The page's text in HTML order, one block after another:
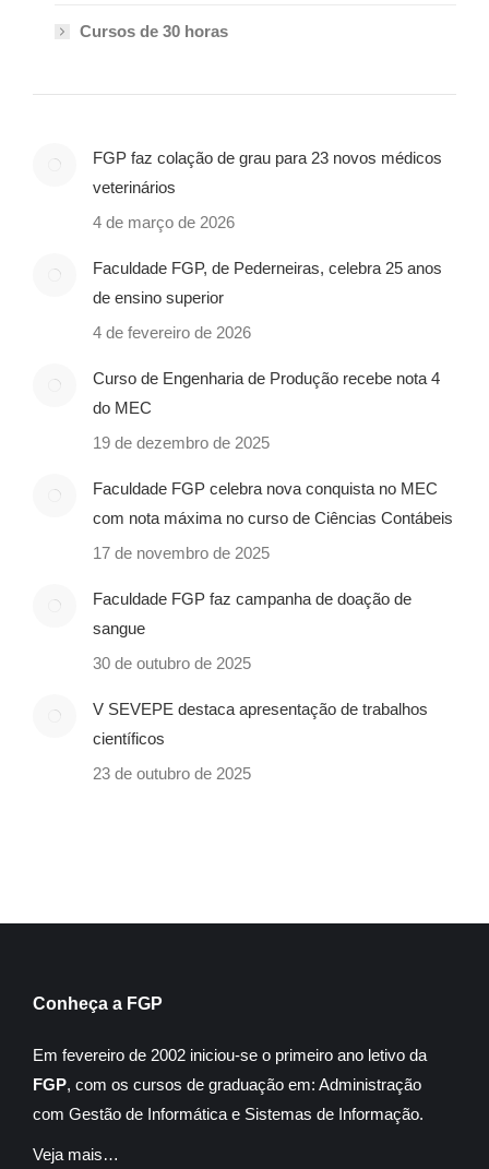
Cursos de 30 horas
FGP faz colação de grau para 23 novos médicos
veterinários
4 de março de 2026
Faculdade FGP, de Pederneiras, celebra 25 anos
de ensino superior
4 de fevereiro de 2026
Curso de Engenharia de Produção recebe nota 4
do MEC
19 de dezembro de 2025
Faculdade FGP celebra nova conquista no MEC
com nota máxima no curso de Ciências Contábeis
17 de novembro de 2025
Faculdade FGP faz campanha de doação de
sangue
30 de outubro de 2025
V SEVEPE destaca apresentação de trabalhos
científicos
23 de outubro de 2025
Conheça a FGP
Em fevereiro de 2002 iniciou-se o primeiro ano letivo da
FGP, com os cursos de graduação em: Administração
com Gestão de Informática e Sistemas de Informação.
Veja mais…